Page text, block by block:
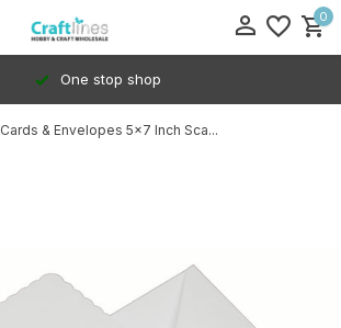
0
One stop shop
Cards & Envelopes 5x7 Inch Sca...